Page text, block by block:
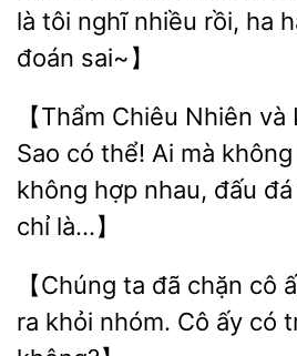
là tôi nghĩ nhiều rồi, ha
đoán sai~】
Chiêu Nhiên và
Sao có thể!
mà không
không hợp nhau, đấu
chỉ là…】
【Chúng ta đã chặn cô
ra khỏi nhóm. Cô ấy có